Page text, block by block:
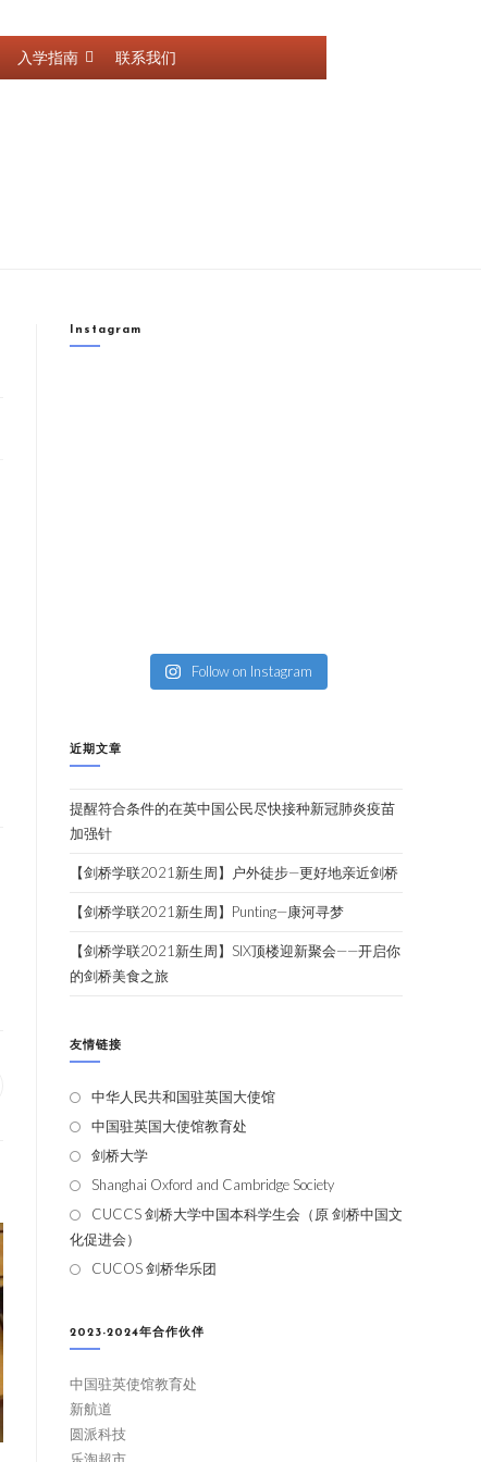
入学指南 联系我们
Instagram
Follow on Instagram
近期文章
提醒符合条件的在英中国公民尽快接种新冠肺炎疫苗
加强针
【剑桥学联2021新生周】户外徒步—更好地亲近剑桥
【剑桥学联2021新生周】Punting—康河寻梦
【剑桥学联2021新生周】SIX顶楼迎新聚会——开启你
的剑桥美食之旅
友情链接
中华人民共和国驻英国大使馆
中国驻英国大使馆教育处
剑桥大学
Shanghai Oxford and Cambridge Society
CUCCS 剑桥大学中国本科学生会（原 剑桥中国文
化促进会）
CUCOS 剑桥华乐团
2023-2024年合作伙伴
中国驻英使馆教育处
新航道
圆派科技